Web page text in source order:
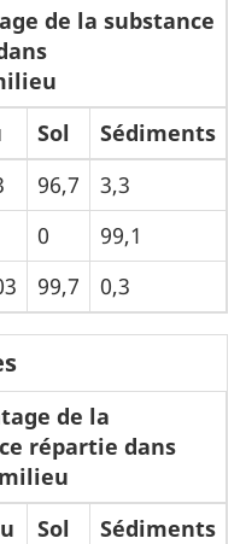
de la substance
Sol
Sédiments
96,7
3,3
0
99,1
99,7 0,3
de la
répartie dans
Sol
Sédiments